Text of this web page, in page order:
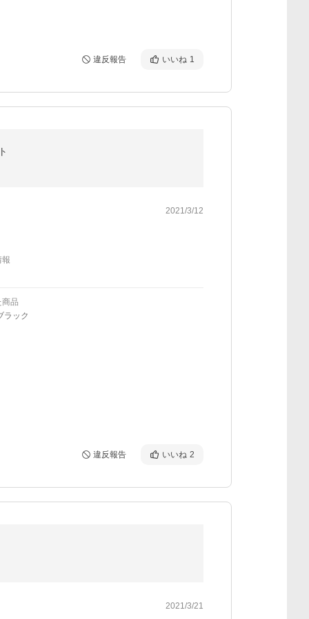
違反報告 いいね 1
2021/3/12
報
品
ラック
違反報告 いいね 2
2021/3/21